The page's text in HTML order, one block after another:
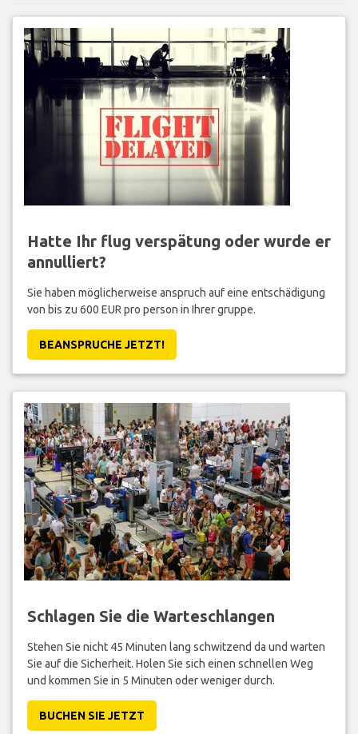
Hatte Ihr flug verspätung oder wurde er
annulliert?
Sie haben möglicherweise anspruch auf eine entschädigung
von bis zu 600 EUR pro person in Ihrer gruppe.
BEANSPRUCHE JETZT!
Schlagen Sie die Warteschlangen
Stehen Sie nicht 45 Minuten lang schwitzend da und warten
Sie auf die Sicherheit. Holen Sie sich einen schnellen Weg
und kommen Sie in 5 Minuten oder weniger durch.
BUCHEN SIE JETZT